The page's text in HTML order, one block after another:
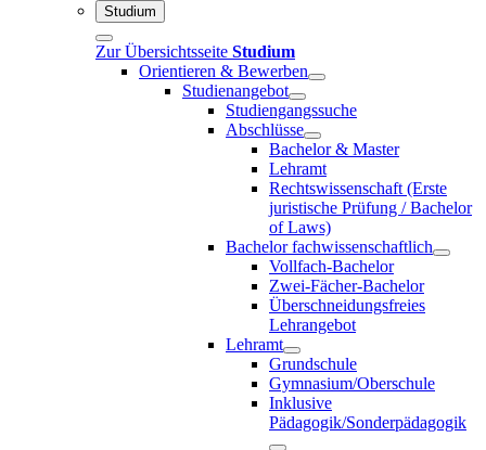
Studium
Zur Übersichtsseite Studium
Orientieren & Bewerben
Studienangebot
Studiengangssuche
Abschlüsse
Bachelor & Master
Lehramt
Rechtswissenschaft (Erste
juristische Prüfung / Bachelor
of Laws)
Bachelor fachwissenschaftlich
Vollfach-Bachelor
Zwei-Fächer-Bachelor
Überschneidungsfreies
Lehrangebot
Lehramt
Grundschule
Gymnasium/Oberschule
Inklusive
Pädagogik/Sonderpädagogik